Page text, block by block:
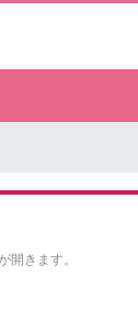
開きます。